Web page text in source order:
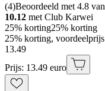
(4)Beoordeeld met 4.8
10.12 met Club Karwei
25% korting25% korting
25% korting,
13.49
Prijs: 13.49 euro